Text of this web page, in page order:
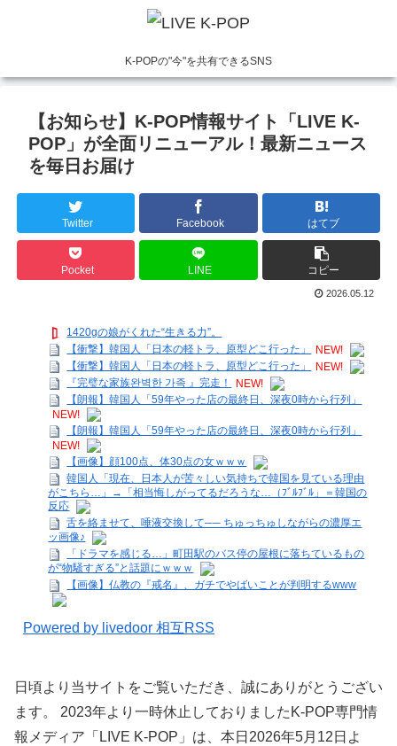
K-POPの"今"を共有できるSNS
【お知らせ】K-POP情報サイト「LIVE K-
POP」が全面リニューアル！最新ニュース
を毎日お届け
Twitter Facebook はてブ
Pocket LINE コピー
2026.05.12
1420gの娘がくれた“生きる力”。
【衝撃】韓国人「日本の軽トラ、原型どこ行った」
NEW!
【衝撃】韓国人「日本の軽トラ、原型どこ行った」
NEW!
『完璧な家族완벽한 가족 』完走！
NEW!
【朗報】韓国人「59年やった店の最終日、深夜0時から行列」
NEW!
【朗報】韓国人「59年やった店の最終日、深夜0時から行列」
NEW!
【画像】顔100点、体30点の女ｗｗｗ
韓国人「現在、日本人が苦々しい気持ちで韓国を見ている理由
がこちら…」→「相当悔しがってるだろうな…（ﾌﾞﾙﾌﾞﾙ」＝韓国の
反応
舌を絡ませて、唾液交換して── ちゅっちゅしながらの濃厚エ
ッ画像♪
「ドラマを感じる…」町田駅のバス停の屋根に落ちているもの
が“物騒すぎる”と話題にｗｗｗ
【画像】仏教の『戒名』、ガチでやばいことが判明するwww
Powered by livedoor 相互RSS
日頃より当サイトをご覧いただき、誠にありがとうござい
ます。 2023年より一時休止しておりましたK-POP専門情
報メディア「LIVE K-POP」は、本日2026年5月12日よ